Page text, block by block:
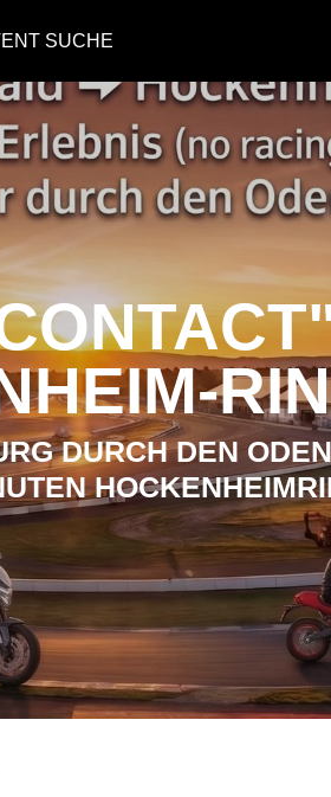
SUCHE
DURCH DEN